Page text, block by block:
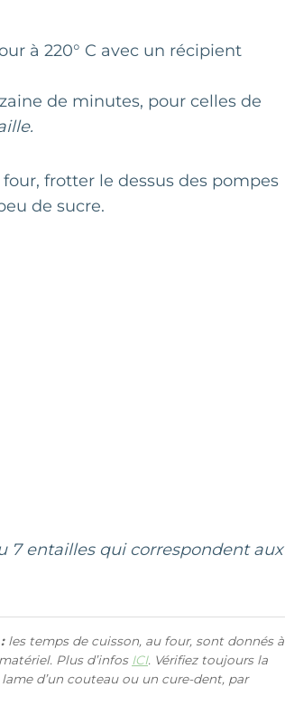
à 220° C avec un récipient
de minutes, pour celles de
frotter le dessus des pompes
de sucre.
7 entailles qui correspondent aux
les temps de cuisson, au four, sont donnés à
Plus d’infos ICI. Vérifiez toujours la
d’un couteau ou un cure-dent, par